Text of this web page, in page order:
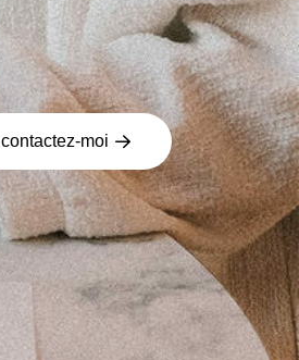
contactez-moi